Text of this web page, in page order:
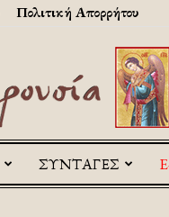
Πολιτική Απορρήτου
ΣΥΝΤΑΓΕΣ